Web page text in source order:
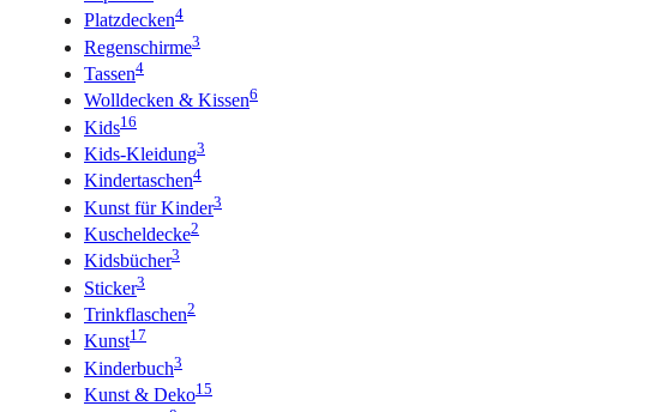
Platzdecken4
Regenschirme3
Tassen4
Wolldecken & Kissen6
Kids16
Kids-Kleidung3
Kindertaschen4
Kunst für Kinder3
Kuscheldecke2
Kidsbücher3
Sticker3
Trinkflaschen2
Kunst17
Kinderbuch3
Kunst & Deko15